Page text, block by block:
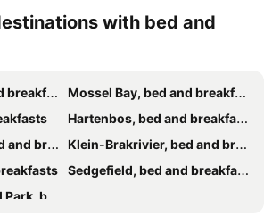
with bed and
Mossel Bay, bed and breakfasts
Hartenbos, bed and breakfasts
Klein-Brakrivier, bed and breakfasts
Sedgefield, bed and breakfasts
breakfasts